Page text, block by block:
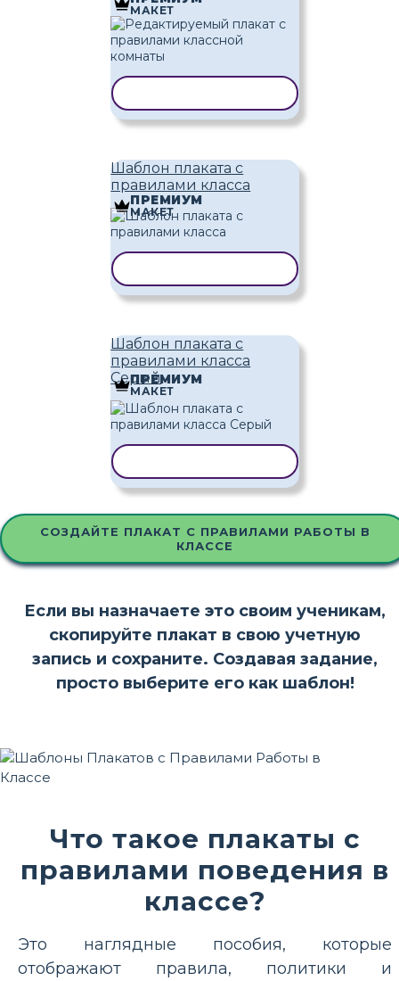
МАКЕТ
Шаблон плаката с
правилами класса
ПРЕМИУМ
МАКЕТ
Шаблон плаката с
правилами класса
Серый
ПРЕМИУМ
МАКЕТ
СОЗДАЙТЕ ПЛАКАТ С ПРАВИЛАМИ РАБОТЫ В
КЛАССЕ
Если вы назначаете это своим ученикам,
скопируйте плакат в свою учетную
запись и сохраните. Создавая задание,
просто выберите его как шаблон!
Что такое плакаты с
правилами поведения в
классе?
Это наглядные пособия, которые
отображают правила, политики и